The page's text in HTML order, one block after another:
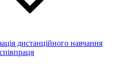
дистанційного навчання